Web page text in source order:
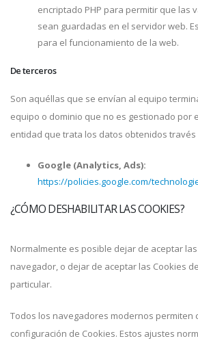
encriptado PHP para permitir que las
sean guardadas en el servidor web.
para el funcionamiento de la web.
De terceros
Son aquéllas que se envían al equipo
equipo o dominio que no es gestionado por
entidad que trata los datos obtenidos través
Google (Analytics, Ads):
https://policies.google.com/
¿CÓMO DESHABILITAR LAS COOKIES?
Normalmente es posible dejar de aceptar
navegador, o dejar de aceptar las Cookies
particular.
Todos los navegadores modernos permiten
configuración de Cookies. Estos ajustes